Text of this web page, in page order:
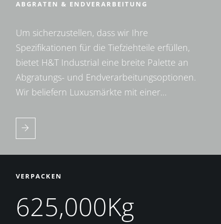
ABGRATEN & ENDVERARBEITUNG
Um sicherzustellen, dass wir Ihre
Spezifikationen für die Tiefziehteile erfüllen,
bietet H&T Industrial eine breite Palette an
Abgratungs- und Endverarbeitungsoptionen.
Wir beliefern Luxusmärkte mit einer…
VERPACKEN
625,000Kg